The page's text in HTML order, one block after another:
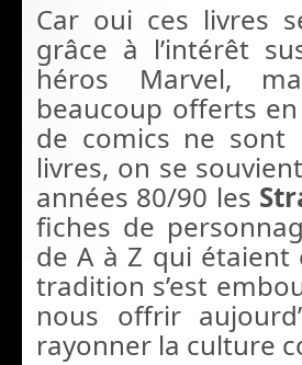
Car oui ces livres
grâce à l’intérêt
héros Marvel,
beaucoup offerts
de comics ne sont
livres, on se
années 80/90 les
fiches de
de A à Z qui
tradition s’est
nous offrir
rayonner la culture